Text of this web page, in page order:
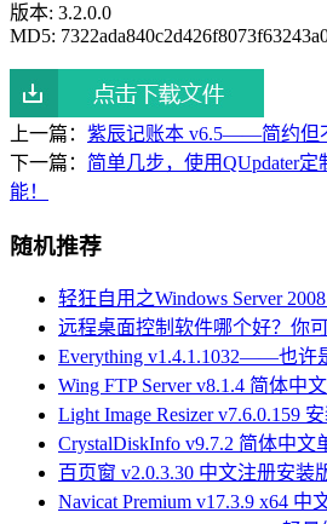
版本: 3.2.0.0
MD5:
上一篇： 紫辰记账本 v6.5——简约但
下一篇： 简单几步，使用QUpdater
能！
随机推荐
轻狂自用之Windows Server
远程桌面控制软件哪个好？你可
Everything v1.4.1.1032——也许
Wing FTP Server v8.1.4 简体中
Light Image Resizer v7.6.0.159
CrystalDiskInfo v9.7.2 简体中文
百页窗 v2.0.3.30 中文注册安装
Navicat Premium v17.3.9 x64